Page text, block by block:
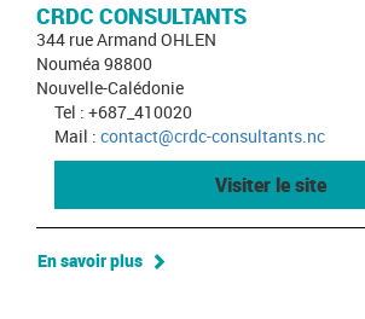
CRDC CONSULTANTS
344 rue Armand OHLEN
Nouméa 98800
Nouvelle-Calédonie
Tel : +687_410020
Mail : contact@crdc-consultants.nc
Visiter le site
En savoir plus